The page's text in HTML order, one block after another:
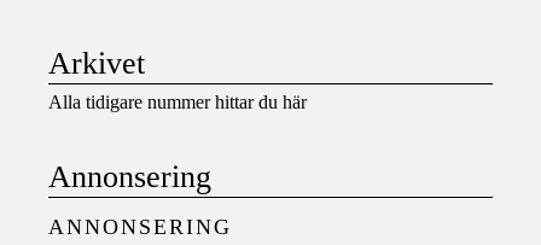
Arkivet
Alla tidigare nummer hittar du här
Annonsering
ANNONSERING